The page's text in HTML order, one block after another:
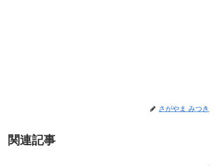
さがやま みつき
関連記事